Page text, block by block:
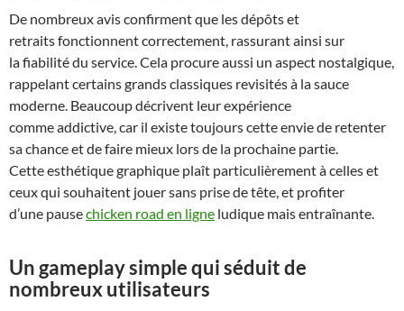
De nombreux avis confirment que les dépôts et
retraits fonctionnent correctement, rassurant ainsi sur
la fiabilité du service. Cela procure aussi un aspect nostalgique,
rappelant certains grands classiques revisités à la sauce
moderne. Beaucoup décrivent leur expérience
comme addictive, car il existe toujours cette envie de retenter
sa chance et de faire mieux lors de la prochaine partie.
Cette esthétique graphique plaît particulièrement à celles et
ceux qui souhaitent jouer sans prise de tête, et profiter
d’une pausechicken road en ligne ludique mais entraînante.
Un gameplay simple qui séduit de
nombreux utilisateurs